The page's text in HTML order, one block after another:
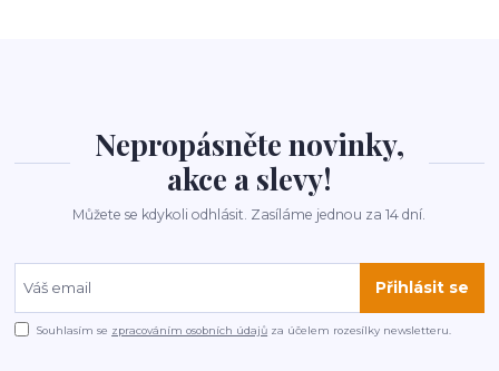
Nepropásněte novinky,
akce a slevy!
Můžete se kdykoli odhlásit. Zasíláme jednou za 14 dní.
Přihlásit se
Souhlasím se zpracováním osobních údajů za účelem rozesílky newsletteru.